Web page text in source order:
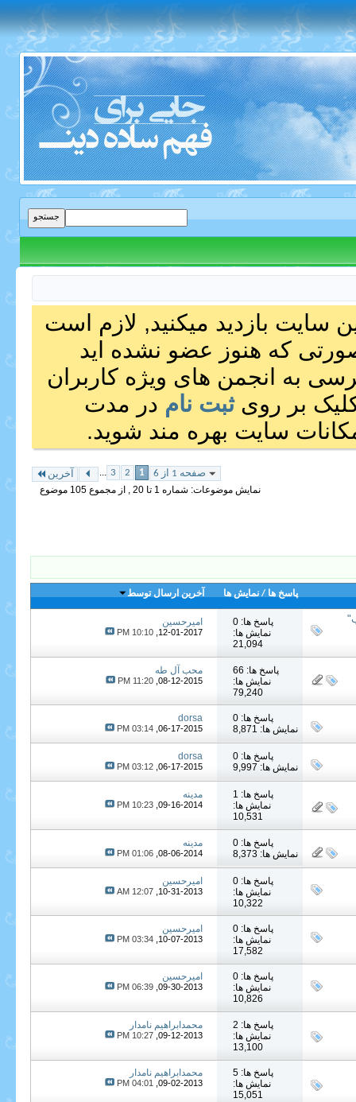
سایت بازدید میکنید, لازم است
که هنوز عضو نشده اید
به انجمن های ویژه کاربران
بر رویثبت نام در مدت
سایت بهره مند شوید.
صفحه 1 از 6 1
2
3
... آخرین
نمایش موضوعات: شماره 1 تا 20 , از مجموع ‍105 موضوع
پاسخ ها / نمایش ها آخرین ارسال توسط
پاسخ ها: 0
نمایش ها:
21,094
امیرحسین
12-01-2017,
10:10 PM
پاسخ ها: 66
نمایش ها:
79,240
محب آل طه
08-12-2015,
11:20 PM
پاسخ ها: 0
نمایش ها: 8,871
dorsa
06-17-2015,
03:14 PM
پاسخ ها: 0
نمایش ها: 9,997
dorsa
06-17-2015,
03:12 PM
پاسخ ها: 1
نمایش ها:
10,531
مدینه
09-16-2014,
10:23 PM
پاسخ ها: 0
نمایش ها: 8,373
مدینه
08-06-2014,
01:06 PM
پاسخ ها: 0
نمایش ها:
10,322
امیرحسین
10-31-2013,
12:07 AM
پاسخ ها: 0
نمایش ها:
17,582
امیرحسین
10-07-2013,
03:34 PM
پاسخ ها: 0
نمایش ها:
10,826
امیرحسین
09-30-2013,
06:39 PM
پاسخ ها: 2
نمایش ها:
13,100
محمدابراهیم نامدار
09-12-2013,
10:27 PM
پاسخ ها: 5
نمایش ها:
15,051
محمدابراهیم نامدار
09-02-2013,
04:01 PM